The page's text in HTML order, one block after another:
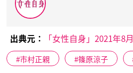
出典元： 「女性自身」2021年8
市村正親 篠原涼子